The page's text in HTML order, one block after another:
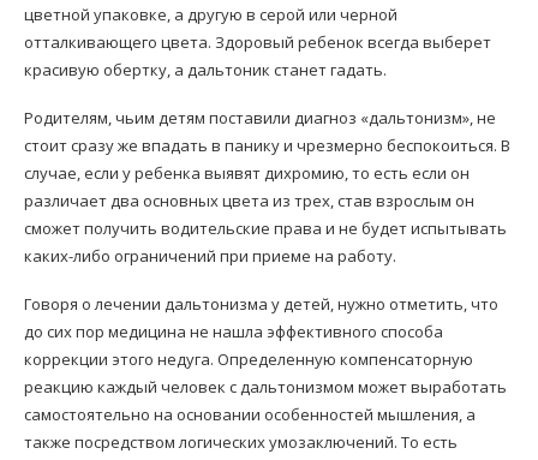
цветной упаковке, а другую в серой или черной
отталкивающего цвета. Здоровый ребенок всегда выберет
красивую обертку, а дальтоник станет гадать.
Родителям, чьим детям поставили диагноз «дальтонизм», не
стоит сразу же впадать в панику и чрезмерно беспокоиться. В
случае, если у ребенка выявят дихромию, то есть если он
различает два основных цвета из трех, став взрослым он
сможет получить водительские права и не будет испытывать
каких-либо ограничений при приеме на работу.
Говоря о лечении дальтонизма у детей, нужно отметить, что
до сих пор медицина не нашла эффективного способа
коррекции этого недуга. Определенную компенсаторную
реакцию каждый человек с дальтонизмом может выработать
самостоятельно на основании особенностей мышления, а
также посредством логических умозаключений. То есть